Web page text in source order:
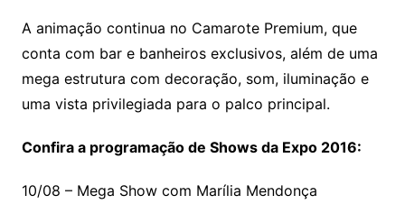
A animação continua no Camarote Premium, que
conta com bar e banheiros exclusivos, além de uma
mega estrutura com decoração, som, iluminação e
uma vista privilegiada para o palco principal.
Confira a programação de Shows da Expo 2016:
10/08 – Mega Show com Marília Mendonça